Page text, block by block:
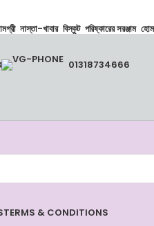
নাস্তা-খাবার বিস্কুট পরিষ্কারের সরঞ্জাম
01318734666
TERMS & CONDITIONS